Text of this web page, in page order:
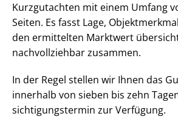
Kurzgutachten mit einem Umfang
Seiten. Es fasst Lage,
den ermittelten Marktwert
nachvollziehbar zusammen.
In der Regel stellen wir Ihnen das
innerhalb von sieben bis zehn
sich­ti­gungs­ter­min zur Verfügung.